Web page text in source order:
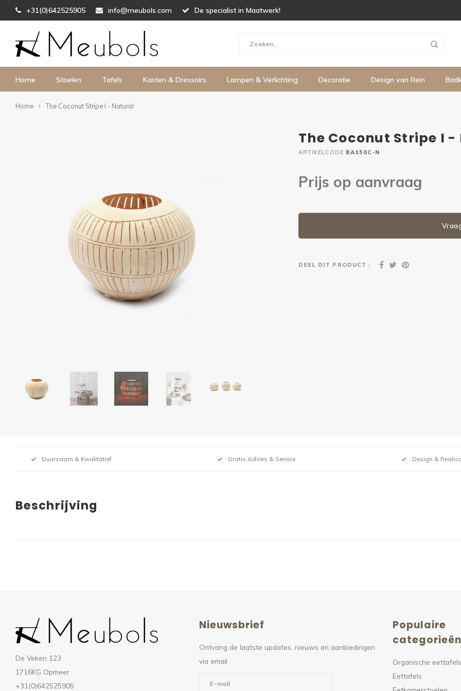
+31(0)642525905 info@meubols.com De specialist in Maatwerk!
Home Stoelen Tafels Kasten & Dressoirs Lampen & Verlichting Decoratie Design van Rein
Home The Coconut Stripe I - Natural
The Coconut Stripe I
ARTIKELCODE BA150C-N
Prijs op aanvraag
DEEL DIT PRODUCT :
Duurzaam & Kwalitatief Gratis Advies & Service Design &
Beschrijving
De Veken 123
1716KG Opmeer
+31(0)642525905
Nieuwsbrief
Ontvang de laatste updates, nieuws en aanbiedingen
via email
Populaire
categorieën
Organische eettafels
Eettafels